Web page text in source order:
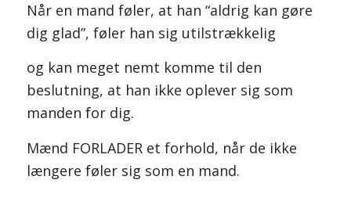
Når en mand føler, at han “aldrig kan gøre
dig glad”, føler han sig utilstrækkelig
og kan meget nemt komme til den
beslutning, at han ikke oplever sig som
manden for dig.
Mænd FORLADER et forhold, når de ikke
længere føler sig som en mand.